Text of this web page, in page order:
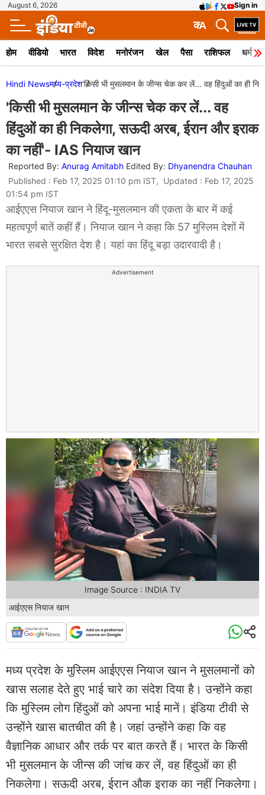
August 6, 2026 Sign in
A
क
होम वीडियो भारत विदेश मनोरंजन खेल पैसा राशिफल धर्म
Hindi Newsमध्य-प्रदेश'किसी भी मुसलमान के जीन्स चेक कर लें... वह हिंदुओं का ही
'किसी भी मुसलमान के जीन्स चेक कर लें... वह
हिंदुओं का ही निकलेगा, सऊदी अरब, ईरान और इराक
का नहीं'- IAS नियाज खान
Reported By: Anurag Amitabh Edited By: Dhyanendra Chauhan
Published : Feb 17, 2025 01:10 pm IST, Updated : Feb 17, 2025
01:54 pm IST
आईएएस नियाज खान ने हिंदू-मुसलमान की एकता के बार में कई
महत्वपूर्ण बातें कहीं हैं। नियाज खान ने कहा कि 57 मुस्लिम देशों में
भारत सबसे सुरक्षित देश है। यहां का हिंदू बड़ा उदारवादी है।
Advertisement
आईएएस नियाज खान
Image Source : INDIA TV
मध्य प्रदेश के मुस्लिम आईएएस नियाज खान ने मुसलमानों को
खास सलाह देते हुए भाई चारे का संदेश दिया है। उन्होंने कहा
कि मुस्लिम लोग हिंदुओं को अपना भाई मानें। इंडिया टीवी से
उन्होंने खास बातचीत की है। जहां उन्होंने कहा कि वह
वैज्ञानिक आधार और तर्क पर बात करते हैं। भारत के किसी
भी मुसलमान के जीन्स की जांच कर लें, वह हिंदुओं का ही
निकलेगा। सऊदी अरब, ईरान औक इराक का नहीं निकलेगा।